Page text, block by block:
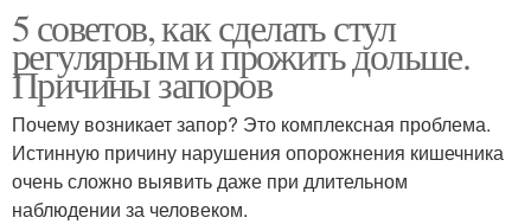
5 советов, как сделать стул
регулярным и прожить дольше.
Причины запоров
Почему возникает запор? Это комплексная проблема.
Истинную причину нарушения опорожнения кишечника
очень сложно выявить даже при длительном
наблюдении за человеком.